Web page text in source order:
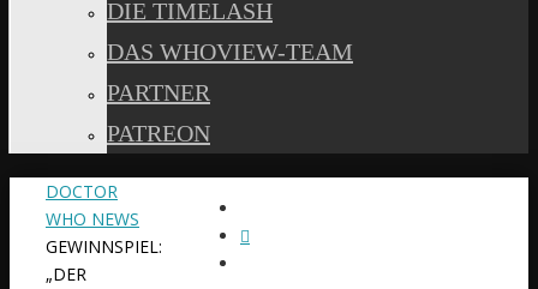
DIE TIMELASH
DAS WHOVIEW-TEAM
PARTNER
PATREON
START
DOCTOR
WHO NEWS
GEWINNSPIEL:
„DER